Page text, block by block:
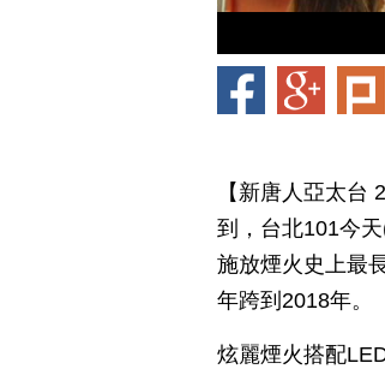
【新唐人亞太
到，台北101今
施放煙火史上最
年跨到2018年。
炫麗煙火搭配